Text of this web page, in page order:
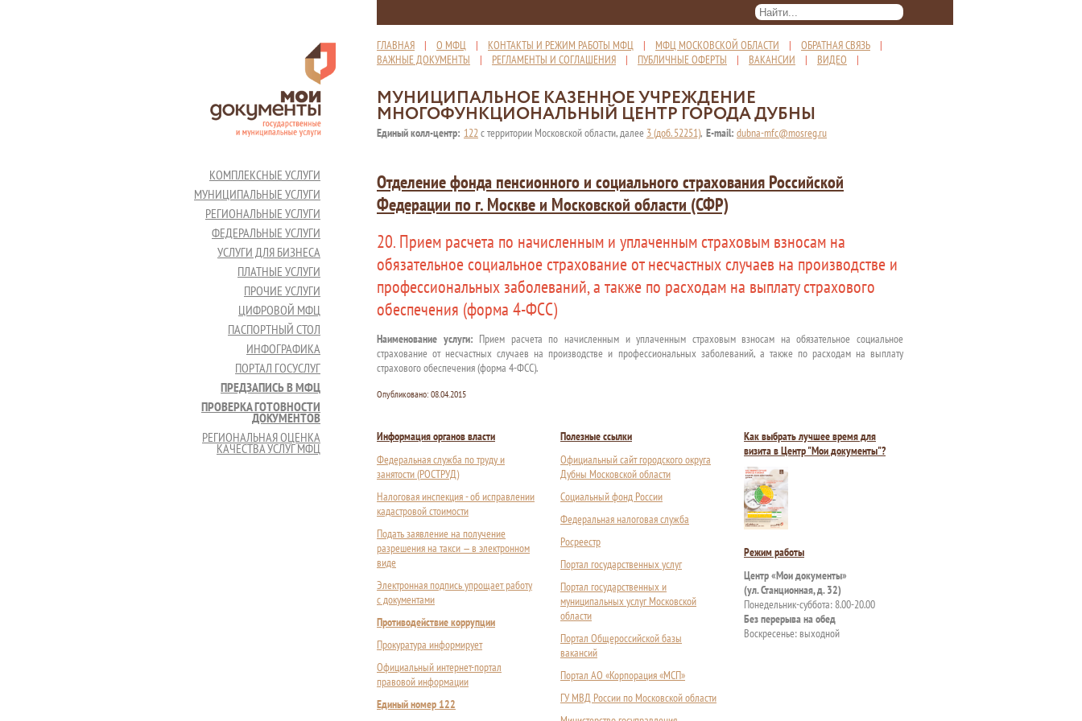
ГЛАВНАЯ | О МФЦ | КОНТАКТЫ И РЕЖИМ РАБОТЫ МФЦ | МФЦ МОСКОВСКОЙ ОБЛАСТИ | ОБРАТНАЯ СВЯЗЬ |
ВАЖНЫЕ ДОКУМЕНТЫ | РЕГЛАМЕНТЫ И СОГЛАШЕНИЯ | ПУБЛИЧНЫЕ ОФЕРТЫ | ВАКАНСИИ | ВИДЕО |
МУНИЦИПАЛЬНОЕ КАЗЕННОЕ УЧРЕЖДЕНИЕ
МНОГОФУНКЦИОНАЛЬНЫЙ ЦЕНТР ГОРОДА ДУБНЫ
Единый колл-центр: 122с территории Московской области, далее 3 (доб. 52251), E-mail: dubna-mfc@mosreg.ru
КОМПЛЕКСНЫЕ УСЛУГИ
МУНИЦИПАЛЬНЫЕ УСЛУГИ
РЕГИОНАЛЬНЫЕ УСЛУГИ
ФЕДЕРАЛЬНЫЕ УСЛУГИ
УСЛУГИ ДЛЯ БИЗНЕСА
ПЛАТНЫЕ УСЛУГИ
ПРОЧИЕ УСЛУГИ
ЦИФРОВОЙ МФЦ
ПАСПОРТНЫЙ СТОЛ
ИНФОГРАФИКА
ПОРТАЛ ГОСУСЛУГ
ПРЕДЗАПИСЬ В МФЦ
ПРОВЕРКА ГОТОВНОСТИ
ДОКУМЕНТОВ
РЕГИОНАЛЬНАЯ ОЦЕНКА
КАЧЕСТВА УСЛУГ МФЦ
Отделение фонда пенсионного и социального страхования Российской
Федерации по г. Москве и Московской области (СФР)
20. Прием расчета по начисленным и уплаченным страховым взносам на
обязательное социальное страхование от несчастных случаев на производстве и
профессиональных заболеваний, а также по расходам на выплату страхового
обеспечения (форма 4-ФСС)
Наименование услуги: Прием расчета по начисленным и уплаченным страховым взносам на обязательное социальное
страхование от несчастных случаев на производстве и профессиональных заболеваний, а также по расходам на выплату
страхового обеспечения (форма 4-ФСС).
Опубликовано: 08.04.2015
Информация органов власти
Федеральная служба по труду и
занятости (РОСТРУД)
Налоговая инспекция - об исправлении
кадастровой стоимости
Подать заявление на получение
разрешения на такси — в электронном
виде
Электронная подпись упрощает работу
с документами
Противодействие коррупции
Прокуратура информирует
Официальный интернет-портал
правовой информации
Единый номер 122
Полезные ссылки
Официальный сайт городского округа
Дубны Московской области
Социальный фонд России
Федеральная налоговая служба
Росреестр
Портал государственных услуг
Портал государственных и
муниципальных услуг Московской
области
Портал Общероссийской базы
вакансий
Портал АО «Корпорация «МСП»
ГУ МВД России по Московской области
Как выбрать лучшее время для
визита в Центр "Мои документы"?
Режим работы
Центр «Мои документы»
(ул. Станционная, д. 32)
Понедельник-суббота: 8.00-20.00
Без перерыва на обед
Воскресенье: выходной